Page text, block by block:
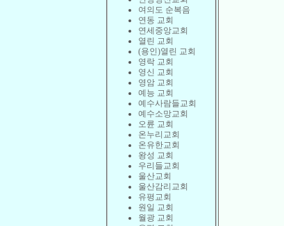
여의도 순복음
연동 교회
연세중앙교회
열린 교회
(용인)열린 교회
영락 교회
영신 교회
영암 교회
예능 교회
예수사람들교회
예수소망교회
오륜 교회
온누리교회
온유한교회
왕성 교회
우리들교회
울산교회
울산감리교회
유평교회
원일 교회
월광 교회